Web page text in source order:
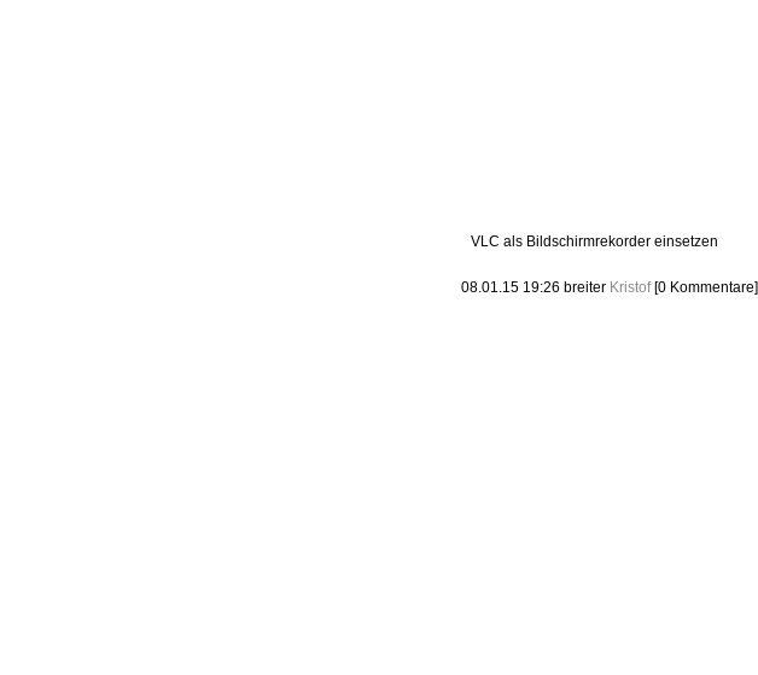
VLC als Bildschirmrekorder einsetzen
08.01.15 19:26 breiter Kristof [0 Kommentare]